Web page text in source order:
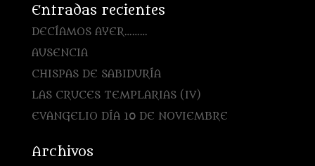
Entradas recientes
DECÍAMOS AYER………
AUSENCIA
CHISPAS DE SABIDURÍA
LAS CRUCES TEMPLARIAS (IV)
EVANGELIO DÍA 10 DE NOVIEMBRE
Archivos